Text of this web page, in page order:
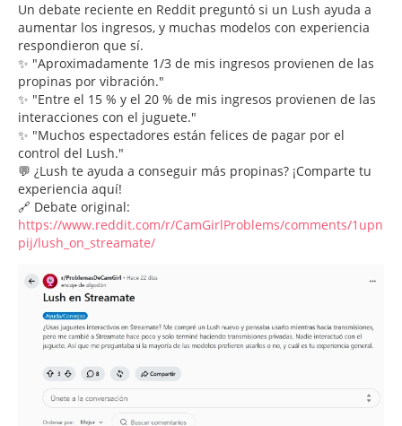
Un debate reciente en Reddit preguntó si un Lush ayuda a
aumentar los ingresos, y muchas modelos con experiencia
respondieron que sí.
✨ "Aproximadamente 1/3 de mis ingresos provienen de las
propinas por vibración."
✨ "Entre el 15 % y el 20 % de mis ingresos provienen de las
interacciones con el juguete."
✨ "Muchos espectadores están felices de pagar por el
control del Lush."
💬 ¿Lush te ayuda a conseguir más propinas? ¡Comparte tu
experiencia aquí!
🔗 Debate original:
https://www.reddit.com/r/CamGirlProblems/comments/1upn
pij/lush_on_streamate/